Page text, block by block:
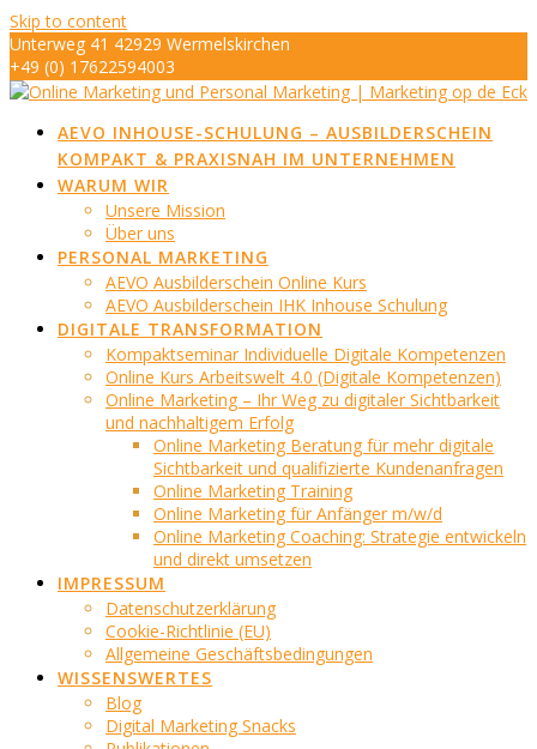
Skip to content
Unterweg 41 42929 Wermelskirchen
+49 (0) 17622594003
info@marketing-op-de-eck.de
AEVO INHOUSE-SCHULUNG – AUSBILDERSCHEIN
KOMPAKT & PRAXISNAH IM UNTERNEHMEN
WARUM WIR
Unsere Mission
Über uns
PERSONAL MARKETING
AEVO Ausbilderschein Online Kurs
AEVO Ausbilderschein IHK Inhouse Schulung
DIGITALE TRANSFORMATION
Kompaktseminar Individuelle Digitale Kompetenzen
Online Kurs Arbeitswelt 4.0 (Digitale Kompetenzen)
Online Marketing – Ihr Weg zu digitaler Sichtbarkeit
und nachhaltigem Erfolg
Online Marketing Beratung für mehr digitale
Sichtbarkeit und qualifizierte Kundenanfragen
Online Marketing Training
Online Marketing für Anfänger m/w/d
Online Marketing Coaching: Strategie entwickeln
und direkt umsetzen
IMPRESSUM
Datenschutzerklärung
Cookie-Richtlinie (EU)
Allgemeine Geschäftsbedingungen
WISSENSWERTES
Blog
Digital Marketing Snacks